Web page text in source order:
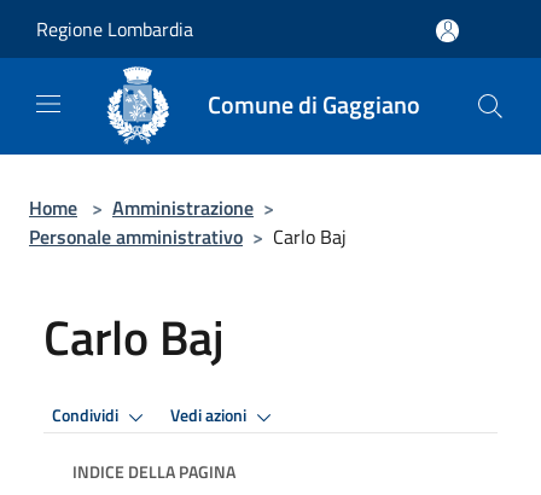
Regione Lombardia
Comune di Gaggiano
Home > Amministrazione >
Personale amministrativo > Carlo Baj
Carlo Baj
Condividi Vedi azioni
INDICE DELLA PAGINA